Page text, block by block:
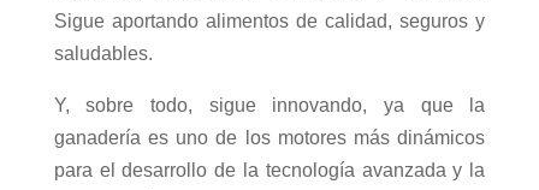
Sigue aportando alimentos de calidad, seguros y
saludables.
Y, sobre todo, sigue innovando, ya que la
ganadería es uno de los motores más dinámicos
para el desarrollo de la tecnología avanzada y la